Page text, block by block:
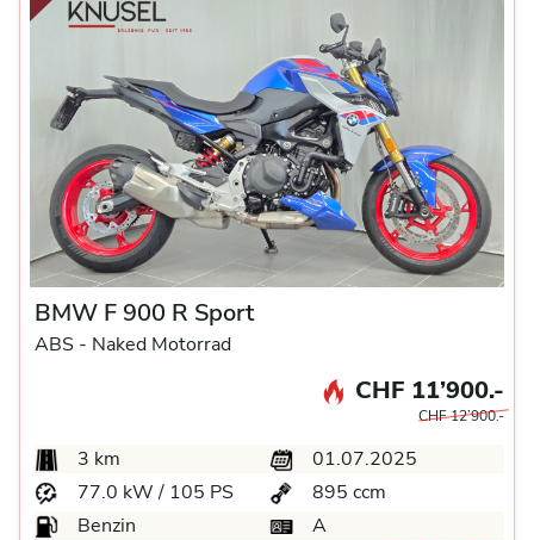
BMW F 900 R Sport
ABS - Naked Motorrad
CHF 11’900.-
CHF 12’900.-
3 km
01.07.2025
77.0 kW / 105 PS
895 ccm
Benzin
A